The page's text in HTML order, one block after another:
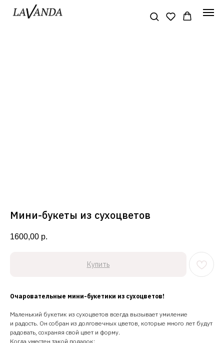
Мини-букеты из сухоцветов
1600,00 р.
Купить
Очаровательные мини-букетики из сухоцветов!
Маленький букетик из сухоцветов всегда вызывает умиление
и радость. Он собран из долговечных цветов, которые много лет будут
радовать, сохраняя свой цвет и форму.
Когда уместен такой подарок: